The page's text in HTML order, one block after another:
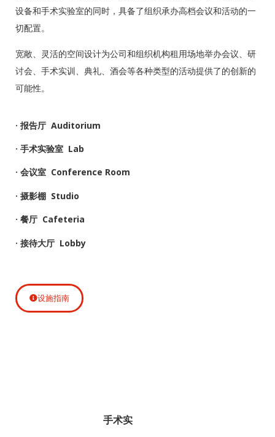
设备和手术实验室的同时，具备了组织承办高档会议和活动的一
切配置。
宽敞、灵活的空间设计为公司和组织机构租用场地举办会议、研
讨会、手术实训、典礼、酒会等各种类型的活动提供了的创新的
可能性。
· 报告厅 Auditorium
· 手术实验室 Lab
· 会议室 Conference Room
· 摄影棚 Studio
· 餐厅 Cafeteria
· 接待大厅 Lobby
设施指南
手术实